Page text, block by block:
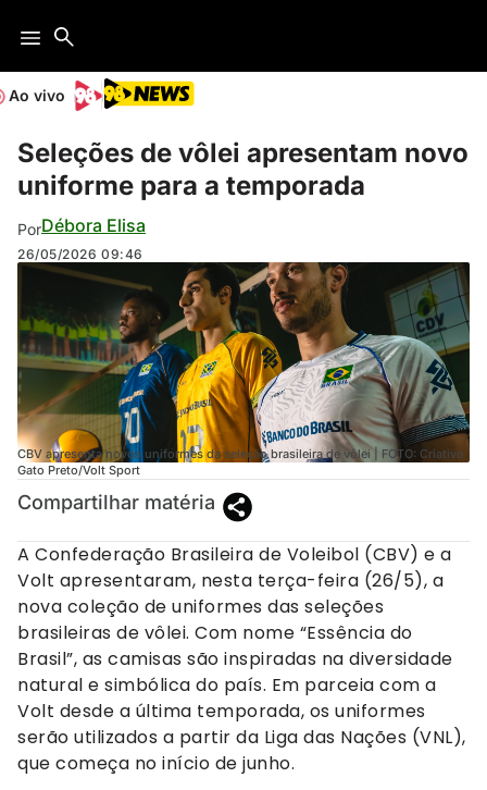
Ao vivo
Seleções de vôlei apresentam novo
uniforme para a temporada
PorDébora Elisa
26/05/2026 09:46
CBV apresenta novos uniformes da seleção brasileira de vôlei | FOTO: Criativo
Gato Preto/Volt Sport
Compartilhar matéria
A Confederação Brasileira de Voleibol (CBV) e a
Volt apresentaram, nesta terça-feira (26/5), a
nova coleção de uniformes das seleções
brasileiras de vôlei. Com nome “Essência do
Brasil”, as camisas são inspiradas na diversidade
natural e simbólica do país. Em parceia com a
Volt desde a última temporada, os uniformes
serão utilizados a partir da Liga das Nações (VNL),
que começa no início de junho.